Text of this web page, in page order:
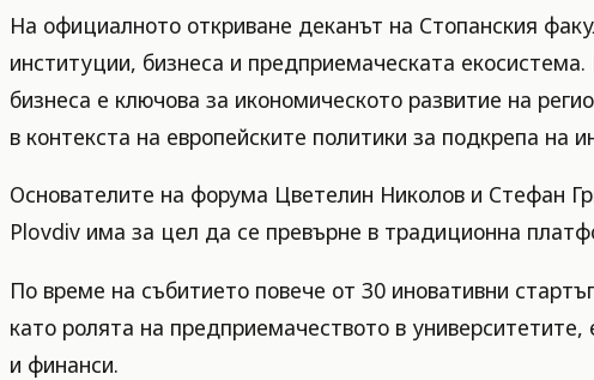
На официалното откриване деканът на Стопанския
институции, бизнеса и предприемаческата
бизнеса е ключова за икономическото развитие на
в контекста на европейските политики за подкрепа на
Основателите на форума Цветелин Николов и Стефан
Plovdiv има за цел да се превърне в традиционна
По време на събитието повече от 30 иновативни
като ролята на предприемачеството в
и финанси.